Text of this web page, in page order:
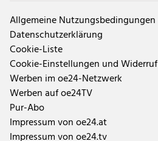
Allgemeine Nutzungsbedingungen
Datenschutzerklärung
Cookie-Liste
Cookie-Einstellungen und Widerruf
Werben im oe24-Netzwerk
Werben auf oe24TV
Pur-Abo
Impressum von oe24.at
Impressum von oe24.tv